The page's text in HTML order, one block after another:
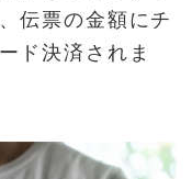
伝票の金額にチ
ド決済されま